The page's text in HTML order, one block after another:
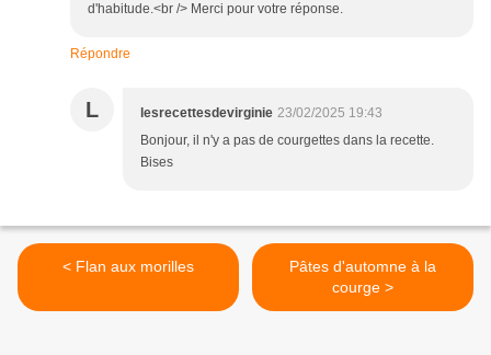
d'habitude.<br /> Merci pour votre réponse.
Répondre
L lesrecettesdevirginie 23/02/2025 19:43
Bonjour, il n'y a pas de courgettes dans la recette.
Bises
< Flan aux morilles
Pâtes d'automne à la
courge >